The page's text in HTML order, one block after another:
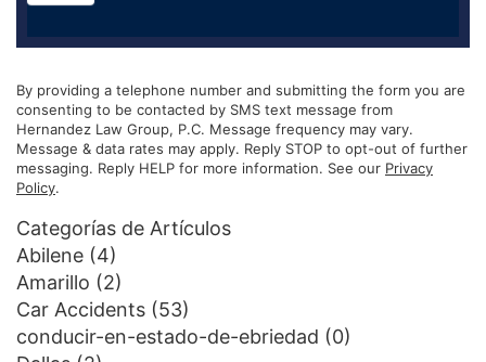
By providing a telephone number and submitting the form you are
consenting to be contacted by SMS text message from
Hernandez Law Group, P.C. Message frequency may vary.
Message & data rates may apply. Reply STOP to opt-out of further
messaging. Reply HELP for more information. See our Privacy
Policy.
Categorías de Artículos
Abilene (4)
Amarillo (2)
Car Accidents (53)
conducir-en-estado-de-ebriedad (0)